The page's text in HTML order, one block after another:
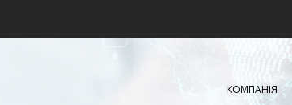
КОМПАНІЯ